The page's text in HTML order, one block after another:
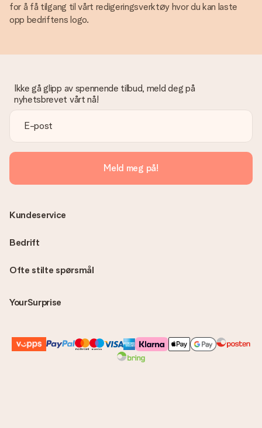
for å få tilgang til vårt redigeringsverktøy hvor du kan laste
opp bedriftens logo.
Ikke gå glipp av spennende tilbud, meld deg på
nyhetsbrevet vårt nå!
Meld meg på!
Ofte stilte spørsmål
YourSurprise
Kundeservice
Bedrift